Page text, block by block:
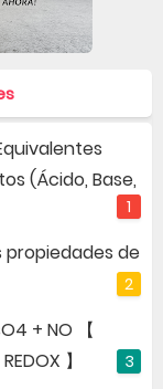
(Ácido, Base,
de
+ NO 【
】